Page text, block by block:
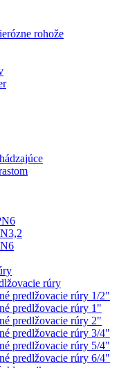
rohože
rúry
predlžovacie rúry 1/2"
predlžovacie rúry 1"
predlžovacie rúry 2"
predlžovacie rúry 3/4"
predlžovacie rúry 5/4"
predlžovacie rúry 6/4"